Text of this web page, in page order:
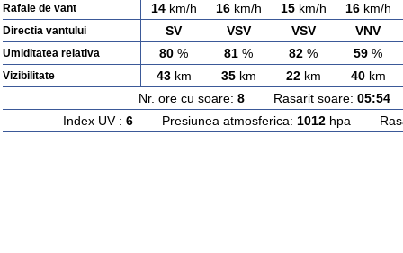
Rafale de vant 14km/h 16km/h 15km/h 16km/h
Directia vantului SV VSV VSV VNV
Umiditatea relativa 80 % 81 % 82 % 59 %
Vizibilitate 43km 35km 22km 40km
Nr. ore cu soare: 8Rasarit soare: 05:54
Index UV : 6 Presiunea atmosferica: 1012 hpa